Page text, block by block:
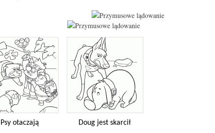
Psy otaczają Doug jest skarcił